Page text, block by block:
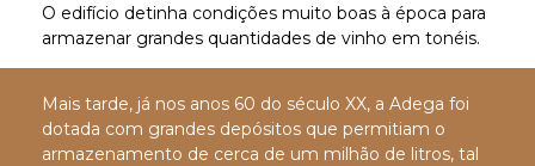
O edifício detinha condições muito boas à época para
armazenar grandes quantidades de vinho em tonéis.
Mais tarde, já nos anos 60 do século XX, a Adega foi
dotada com grandes depósitos que permitiam o
armazenamento de cerca de um milhão de litros, tal